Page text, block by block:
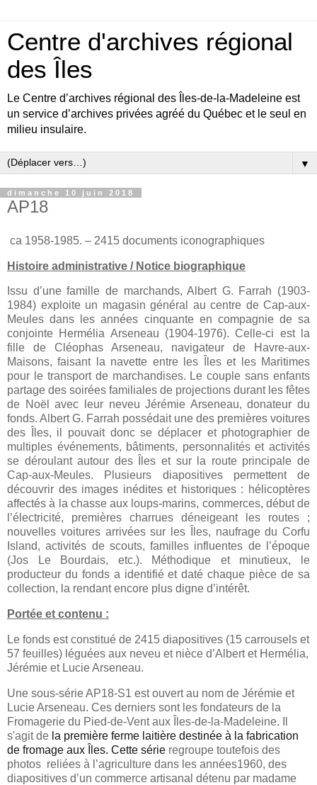
Centre d'archives régional
des Îles
Le Centre d’archives régional des Îles-de-la-Madeleine est
un service d’archives privées agréé du Québec et le seul en
milieu insulaire.
▼
dimanche 10 juin 2018
AP18
ca 1958-1985. – 2415 documents iconographiques
Histoire administrative / Notice biographique
Issu d’une famille de marchands, Albert G. Farrah (1903-
1984) exploite un magasin général au centre de Cap-aux-
Meules dans les années cinquante en compagnie de sa
conjointe Hermélia Arseneau (1904-1976). Celle-ci est la
fille de Cléophas Arseneau, navigateur de Havre-aux-
Maisons, faisant la navette entre les Îles et les Maritimes
pour le transport de marchandises. Le couple sans enfants
partage des soirées familiales de projections durant les fêtes
de Noël avec leur neveu Jérémie Arseneau, donateur du
fonds. Albert G. Farrah possédait une des premières voitures
des Îles, il pouvait donc se déplacer et photographier de
multiples événements, bâtiments, personnalités et activités
se déroulant autour des Îles et sur la route principale de
Cap-aux-Meules. Plusieurs diapositives permettent de
découvrir des images inédites et historiques : hélicoptères
affectés à la chasse aux loups-marins, commerces, début de
l’électricité, premières charrues déneigeant les routes ;
nouvelles voitures arrivées sur les Îles, naufrage du Corfu
Island, activités de scouts, familles influentes de l’époque
(Jos Le Bourdais, etc.). Méthodique et minutieux, le
producteur du fonds a identifié et daté chaque pièce de sa
collection, la rendant encore plus digne d’intérêt.
Portée et contenu :
Le fonds est constitué de 2415 diapositives (15 carrousels et
57 feuilles) léguées aux neveu et nièce d’Albert et Hermélia,
Jérémie et Lucie Arseneau.
Une sous-série AP18-S1 estouvert au nom de Jérémie et
Lucie Arseneau. Ces derniers sont les fondateurs de la
Fromagerie du Pied-de-Vent aux Îles-de-la-Madeleine. Il
s'agit de la première ferme laitière destinée à la fabrication
de fromage aux Îles. Cette série regroupe toutefois des
photos reliées à l’agriculture dans les années1960, des
diapositives d’un commerce artisanal détenu par madame